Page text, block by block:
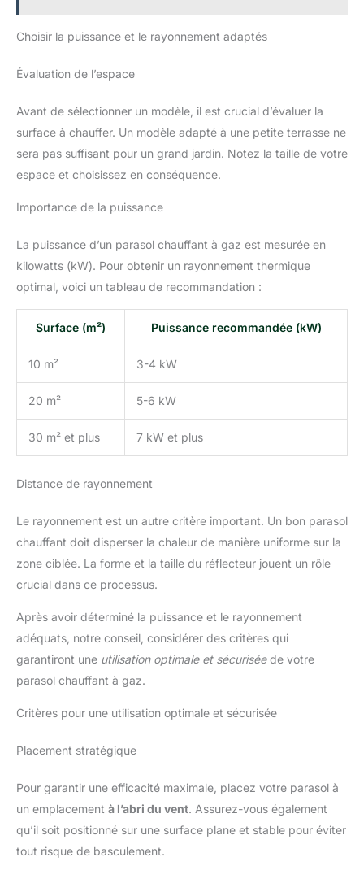
Choisir la puissance et le rayonnement adaptés
Évaluation de l’espace
Avant de sélectionner un modèle, il est crucial d’évaluer la
surface à chauffer. Un modèle adapté à une petite terrasse ne
sera pas suffisant pour un grand jardin. Notez la taille de votre
espace et choisissez en conséquence.
Importance de la puissance
La puissance d’un parasol chauffant à gaz est mesurée en
kilowatts (kW). Pour obtenir un rayonnement thermique
optimal, voici un tableau de recommandation :
Surface (m²) Puissance recommandée (kW)
10 m² 3-4 kW
20 m² 5-6 kW
30 m² et plus 7 kW et plus
Distance de rayonnement
Le rayonnement est un autre critère important. Un bon parasol
chauffant doit disperser la chaleur de manière uniforme sur la
zone ciblée. La forme et la taille du réflecteur jouent un rôle
crucial dans ce processus.
Après avoir déterminé la puissance et le rayonnement
adéquats, notre conseil, considérer des critères qui
garantiront une utilisation optimale et sécuriséede votre
parasol chauffant à gaz.
Critères pour une utilisation optimale et sécurisée
Placement stratégique
Pour garantir une efficacité maximale, placez votre parasol à
un emplacement à l’abri du vent. Assurez-vous également
qu’il soit positionné sur une surface plane et stable pour éviter
tout risque de basculement.